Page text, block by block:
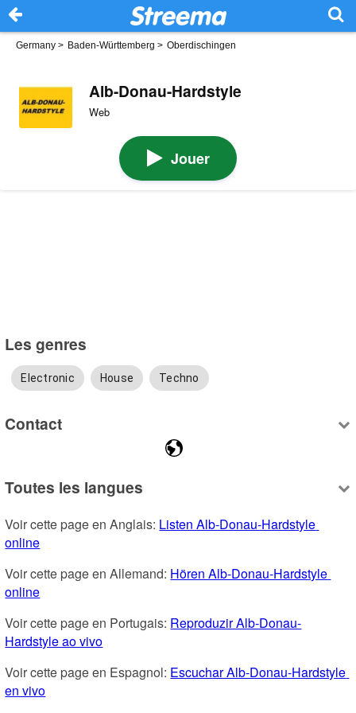
Germany > Baden-Württemberg > Oberdischingen
Alb-Donau-Hardstyle
Web
Jouer
Les genres
Electronic House Techno
Contact
Toutes les langues
Voir cette page en Anglais: Listen Alb-Donau-Hardstyle
online
Voir cette page en Allemand: Hören Alb-Donau-Hardstyle
online
Voir cette page en Portugais: Reproduzir Alb-Donau-
Hardstyle ao vivo
Voir cette page en Espagnol: Escuchar Alb-Donau-Hardstyle
en vivo